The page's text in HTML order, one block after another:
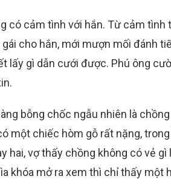
có cảm tình với hắn. Từ cảm tình
cho hắn, mới mượn mối đánh
lấy gì dẫn cưới được. Phú ông
bỗng chốc ngẫu nhiên là
một chiếc hòm gỗ rất nặng,
hai, vợ thấy chồng không có vẻ
khóa mở ra xem thì chỉ thấy một